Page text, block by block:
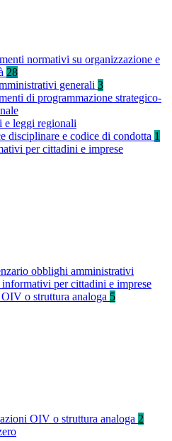
normativi su organizzazione e
28
generali 3
di programmazione strategico-
e leggi regionali
disciplinare e codice di condotta 1
per cittadini e imprese
obblighi amministrativi
per cittadini e imprese
o struttura analoga 5
OIV o struttura analoga 2